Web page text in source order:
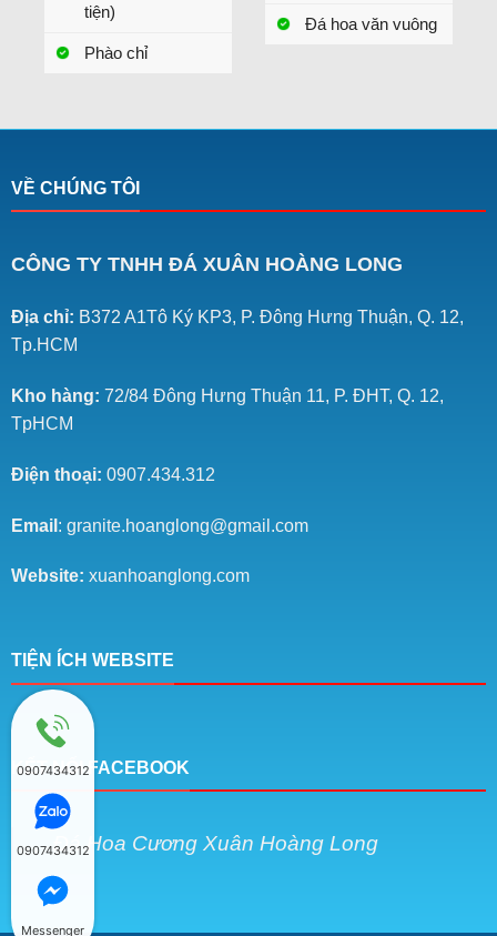
tiện)
Phào chỉ
Đá hoa văn vuông
VỀ CHÚNG TÔI
CÔNG TY TNHH ĐÁ XUÂN HOÀNG LONG
Địa chỉ: B372 A1Tô Ký KP3, P. Đông Hưng Thuận, Q. 12,
Tp.HCM
Kho hàng: 72/84 Đông Hưng Thuận 11, P. ĐHT, Q. 12,
TpHCM
Điện thoại: 0907.434.312
Email : granite.hoanglong@gmail.com
Website: xuanhoanglong.com
TIỆN ÍCH WEBSITE
KẾT NỐI FACEBOOK
Đá Hoa Cương Xuân Hoàng Long
0907434312
0907434312
Messenger